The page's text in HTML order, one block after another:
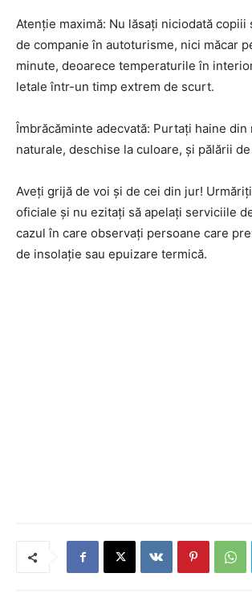
Atenție maximă: Nu lăsați niciodată copiii
de companie în autoturisme, nici măcar
minute, deoarece temperaturile în
letale într-un timp extrem de scurt.
Îmbrăcăminte adecvată: Purtați haine din
naturale, deschise la culoare, și pălării
Aveți grijă de voi și de cei din jur!
oficiale și nu ezitați să apelați serviciile
cazul în care observați persoane care
de insolație sau epuizare termică.